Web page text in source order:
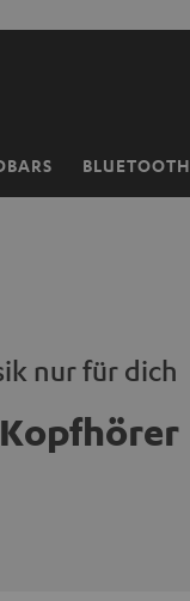
BLUETOOTH
nur für dich